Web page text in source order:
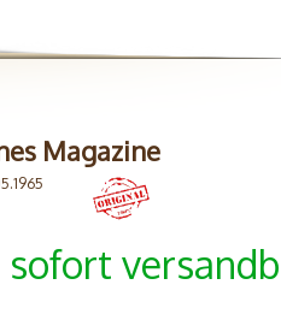
Magazine
sofort